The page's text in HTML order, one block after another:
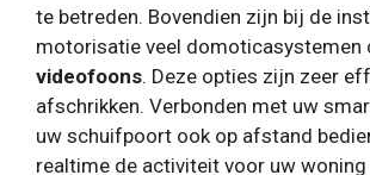
te betreden. Bovendien zijn bij de
motorisatie veel domoticasystemen
videofoons. Deze opties zijn zeer
afschrikken. Verbonden met uw
uw schuifpoort ook op afstand
realtime de activiteit voor uw woning